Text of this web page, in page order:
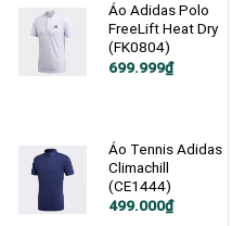
Áo Adidas Polo
FreeLift Heat Dry
(FK0804)
Giá
699.999₫
Giá
Áo Tennis Adidas
Climachill
(CE1444)
Giá
499.000₫
Giá